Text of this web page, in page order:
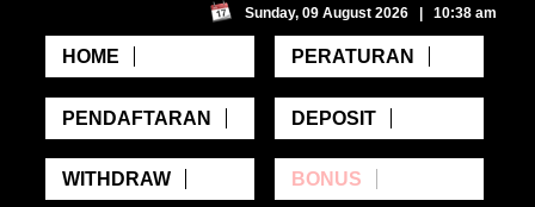
Sunday, 09 August 2026 | 10:38 am
HOME PERATURAN
PENDAFTARAN DEPOSIT
WITHDRAW BONUS